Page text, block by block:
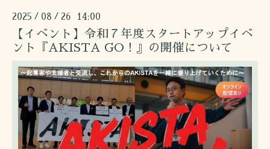
2025 / 08 / 26 14:00
【イベント】令和７年度スタートアップイベ
ント『AKISTA GO！』の開催について